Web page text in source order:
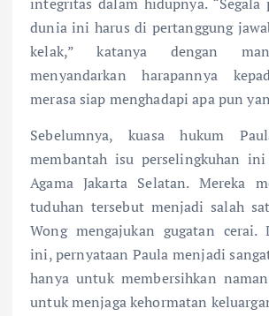
dunia ini harus di pertanggung
kelak,” katanya dengan
menyandarkan harapannya
merasa siap menghadapi apa pun
Sebelumnya, kuasa hukum
membantah isu perselingkuhan
Agama Jakarta Selatan. Mereka
tuduhan tersebut menjadi salah
Wong mengajukan gugatan cerai.
ini, pernyataan Paula menjadi
hanya untuk membersihkan
untuk menjaga kehormatan